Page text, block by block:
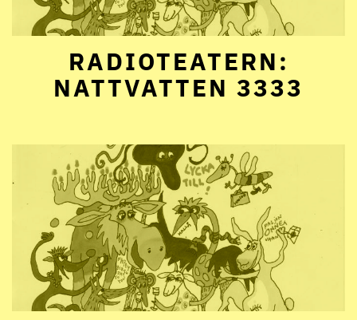
RADIOTEATERN:
NATTVATTEN 3333